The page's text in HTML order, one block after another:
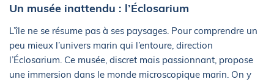
Un musée inattendu : l’Éclosarium
L’île ne se résume pas à ses paysages. Pour comprendre un
peu mieux l’univers marin qui l’entoure, direction
l’Éclosarium. Ce musée, discret mais passionnant, propose
une immersion dans le monde microscopique marin. On y